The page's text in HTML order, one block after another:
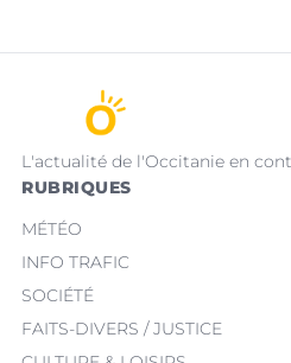
L'actualité de l'Occitanie en
RUBRIQUES
MÉTÉO
INFO TRAFIC
SOCIÉTÉ
FAITS-DIVERS / JUSTICE